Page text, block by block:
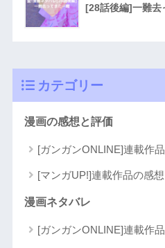
[28話後編]一難去
カテゴリー
漫画の感想と評価
[ガンガンONLINE]連載作
[マンガUP!]連載作品の感
漫画ネタバレ
[ガンガンONLINE]連載作